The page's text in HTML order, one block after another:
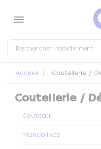
menu
Accueil Coutellerie /
Coutellerie /
Couteau
Mandolines